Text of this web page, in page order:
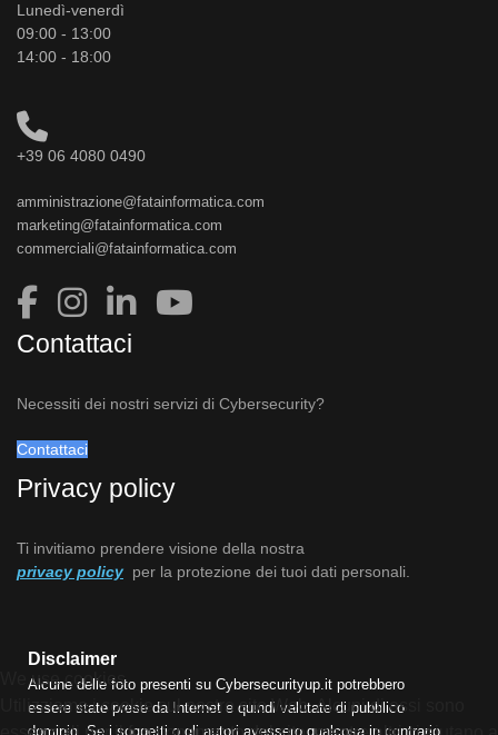
Lunedì-venerdì
09:00 - 13:00
14:00 - 18:00
+39 06 4080 0490
amministrazione@fatainformatica.com
marketing@fatainformatica.com
commerciali@fatainformatica.com
Contattaci
Necessiti dei nostri servizi di Cybersecurity?
Contattaci
Privacy policy
Ti invitiamo prendere visione della nostra
privacy policy per la protezione dei tuoi dati personali.
Disclaimer
Alcune delle foto presenti su Cybersecurityup.it potrebbero
essere state prese da Internet e quindi valutate di pubblico
dominio. Se i soggetti o gli autori avessero qualcosa in contrario
We use cookies
Utilizziamo i cookie sul nostro sito Web. Alcuni di essi sono